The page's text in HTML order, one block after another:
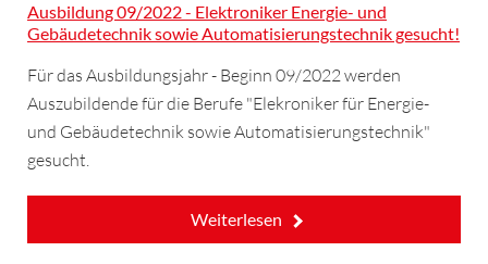
Ausbildung 09/2022 - Elektroniker Energie- und
Gebäudetechnik sowie Automatisierungstechnik gesucht!
Für das Ausbildungsjahr - Beginn 09/2022 werden
Auszubildende für die Berufe "Elekroniker für Energie-
und Gebäudetechnik sowie Automatisierungstechnik"
gesucht.
Weiterlesen